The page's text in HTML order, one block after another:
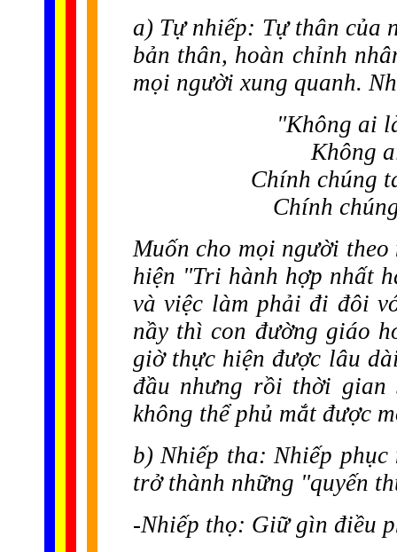
a) Tự nhiếp: Tự thân của
bản thân, hoàn chỉnh
mọi người xung quanh.
"Không ai
Không
Chính chúng
Chính
Muốn cho mọi người
hiện "Tri hành hợp nhất
và việc làm phải đi đôi
nầy thì con đường giáo
giờ thực hiện được lâu
đầu nhưng rồi thời gian
không thể phủ mắt được
b) Nhiếp tha: Nhiếp
trở thành những "quyến
-Nhiếp thọ: Giữ gìn điều